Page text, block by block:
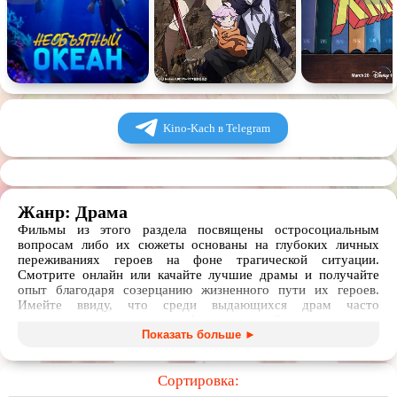
Kino-Kach в Telegram
Жанр: Драма
Фильмы из этого раздела посвящены остросоциальным
вопросам либо их сюжеты основаны на глубоких личных
переживаниях героев на фоне трагической ситуации.
Смотрите онлайн или качайте лучшие драмы и получайте
опыт благодаря созерцанию жизненного пути их героев.
Имейте ввиду, что среди выдающихся драм часто
поворотами в сюжете либо сложно закрученным
восприятия, но благодаря живой актерской игре и,
вызывающим человеческое сочувствие сценам, стимулируют
Показать больше ►
Сортировка: